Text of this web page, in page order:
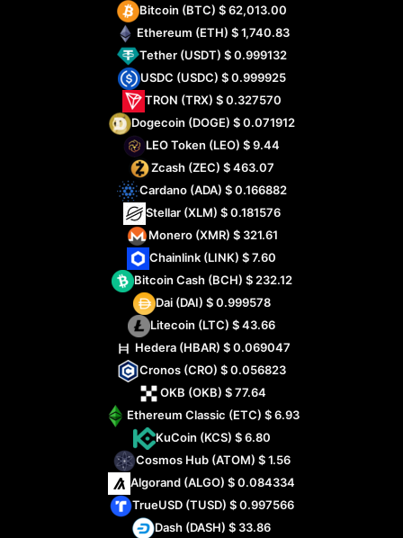
Bitcoin (BTC) $ 62,013.00
Ethereum (ETH) $ 1,740.83
Tether (USDT) $ 0.999132
USDC (USDC) $ 0.999925
TRON (TRX) $ 0.327570
Dogecoin (DOGE) $ 0.071912
LEO Token (LEO) $ 9.44
Zcash (ZEC) $ 463.07
Cardano (ADA) $ 0.166882
Stellar (XLM) $ 0.181576
Monero (XMR) $ 321.61
Chainlink (LINK) $ 7.60
Bitcoin Cash (BCH) $ 232.12
Dai (DAI) $ 0.999578
Litecoin (LTC) $ 43.66
Hedera (HBAR) $ 0.069047
Cronos (CRO) $ 0.056823
OKB (OKB) $ 77.64
Ethereum Classic (ETC) $ 6.93
KuCoin (KCS) $ 6.80
Cosmos Hub (ATOM) $ 1.56
Algorand (ALGO) $ 0.084334
TrueUSD (TUSD) $ 0.997566
Dash (DASH) $ 33.86